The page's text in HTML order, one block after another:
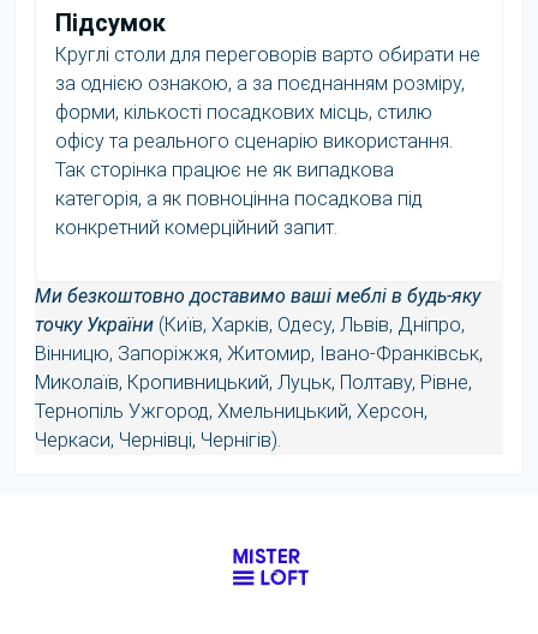
Підсумок
Круглі столи для переговорів варто обирати не
за однією ознакою, а за поєднанням розміру,
форми, кількості посадкових місць, стилю
офісу та реального сценарію використання.
Так сторінка працює не як випадкова
категорія, а як повноцінна посадкова під
конкретний комерційний запит.
Ми безкоштовно доставимо ваші меблі в будь-яку
точку України (Київ, Харків, Одесу, Львів, Дніпро,
Вінницю, Запоріжжя, Житомир, Івано-Франківськ,
Миколаїв, Кропивницький, Луцьк, Полтаву, Рівне,
Тернопіль Ужгород, Хмельницький, Херсон,
Черкаси, Чернівці, Чернігів).